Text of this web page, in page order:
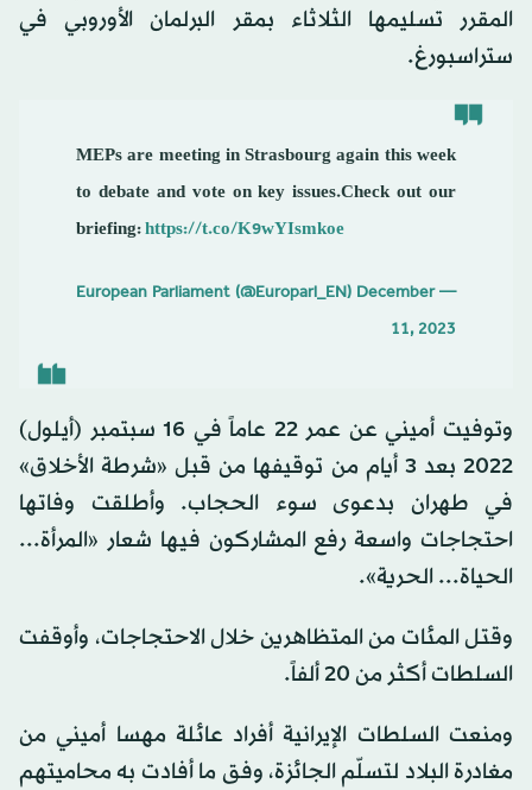
المقرر تسليمها الثلاثاء بمقر البرلمان الأوروبي في
ستراسبورغ.
MEPs are meeting in Strasbourg again this week
to debate and vote on key issues.Check out our
briefing:https://t.co/K9wYIsmkoe
— European Parliament (@Europarl_EN)
December
11, 2023
وتوفيت أميني عن عمر 22 عاماً في 16 سبتمبر (أيلول)
2022 بعد 3 أيام من توقيفها من قبل «شرطة الأخلاق»
في طهران بدعوى سوء الحجاب. وأطلقت وفاتها
احتجاجات واسعة رفع المشاركون فيها شعار «المرأة...
الحياة... الحرية».
وقتل المئات من المتظاهرين خلال الاحتجاجات، وأوقفت
السلطات أكثر من 20 ألفاً.
ومنعت السلطات الإيرانية أفراد عائلة مهسا أميني من
مغادرة البلاد لتسلّم الجائزة، وفق ما أفادت به محاميتهم